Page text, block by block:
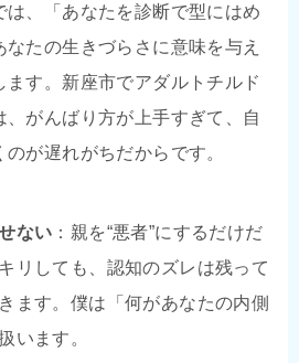
、「あなたを診断で型にはめ
たの生きづらさに意味を与え
ます。新座市でアダルトチルド
、がんばり方が上手すぎて、自
が遅れがちだからです。
ない ：親を“悪者”にするだけだ
リしても、認知のズレは残って
ます。僕は「何があなたの内側
います。